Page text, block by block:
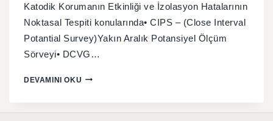
Katodik Korumanın Etkinliği ve İzolasyon Hatalarının
Noktasal Tespiti konularında• CIPS – (Close Interval
Potantial Survey)Yakın Aralık Potansiyel Ölçüm
Sörveyi• DCVG…
DEVAMINI OKU